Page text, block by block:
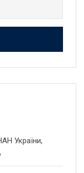
України,